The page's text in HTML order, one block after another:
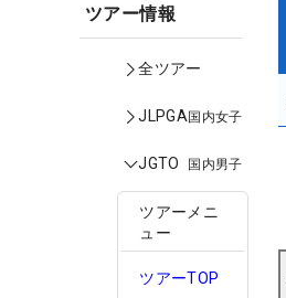
ツアー情報
全ツアー
JLPGA国内女子
JGTO 国内男子
ツアーメニ
ュー
ツアーTOP